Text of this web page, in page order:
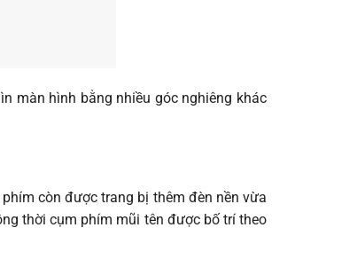
màn hình bằng nhiều góc nghiêng khác
còn được trang bị thêm đèn nền vừa
thời cụm phím mũi tên được bố trí theo